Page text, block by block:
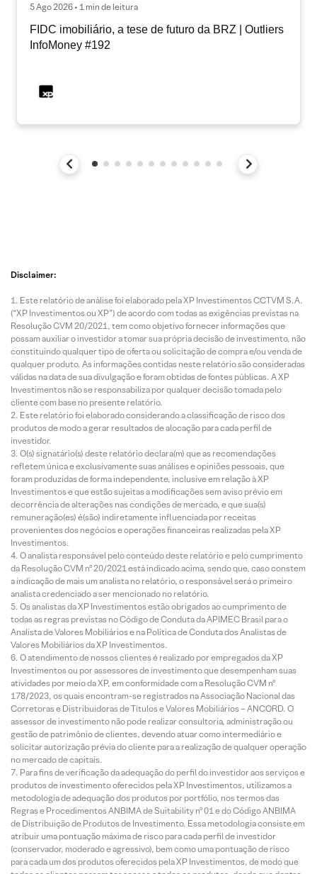
5 Ago 2026 • 1 min de leitura
FIDC imobiliário, a tese de futuro da BRZ | Outliers
InfoMoney #192
Disclaimer:
Este relatório de análise foi elaborado pela XP Investimentos CCTVM S.A.
(“XP Investimentos ou XP”) de acordo com todas as exigências previstas na
Resolução CVM 20/2021, tem como objetivo fornecer informações que
possam auxiliar o investidor a tomar sua própria decisão de investimento, não
constituindo qualquer tipo de oferta ou solicitação de compra e/ou venda de
qualquer produto. As informações contidas neste relatório são consideradas
válidas na data de sua divulgação e foram obtidas de fontes públicas. A XP
Investimentos não se responsabiliza por qualquer decisão tomada pelo
cliente com base no presente relatório.
Este relatório foi elaborado considerando a classificação de risco dos
produtos de modo a gerar resultados de alocação para cada perfil de
investidor.
O(s) signatário(s) deste relatório declara(m) que as recomendações
refletem única e exclusivamente suas análises e opiniões pessoais, que
foram produzidas de forma independente, inclusive em relação à XP
Investimentos e que estão sujeitas a modificações sem aviso prévio em
decorrência de alterações nas condições de mercado, e que sua(s)
remuneração(es) é(são) indiretamente influenciada por receitas
provenientes dos negócios e operações financeiras realizadas pela XP
Investimentos.
O analista responsável pelo conteúdo deste relatório e pelo cumprimento
da Resolução CVM nº 20/2021 está indicado acima, sendo que, caso constem
a indicação de mais um analista no relatório, o responsável será o primeiro
analista credenciado a ser mencionado no relatório.
Os analistas da XP Investimentos estão obrigados ao cumprimento de
todas as regras previstas no Código de Conduta da APIMEC Brasil para o
Analista de Valores Mobiliários e na Política de Conduta dos Analistas de
Valores Mobiliários da XP Investimentos.
O atendimento de nossos clientes é realizado por empregados da XP
Investimentos ou por assessores de investimento que desempenham suas
atividades por meio da XP, em conformidade com a Resolução CVM nº
178/2023, os quais encontram-se registrados na Associação Nacional das
Corretoras e Distribuidoras de Títulos e Valores Mobiliários – ANCORD. O
assessor de investimento não pode realizar consultoria, administração ou
gestão de patrimônio de clientes, devendo atuar como intermediário e
solicitar autorização prévia do cliente para a realização de qualquer operação
no mercado de capitais.
Para fins de verificação da adequação do perfil do investidor aos serviços e
produtos de investimento oferecidos pela XP Investimentos, utilizamos a
metodologia de adequação dos produtos por portfólio, nos termos das
Regras e Procedimentos ANBIMA de Suitability nº 01 e do Código ANBIMA
de Distribuição de Produtos de Investimento. Essa metodologia consiste em
atribuir uma pontuação máxima de risco para cada perfil de investidor
(conservador, moderado e agressivo), bem como uma pontuação de risco
para cada um dos produtos oferecidos pela XP Investimentos, de modo que